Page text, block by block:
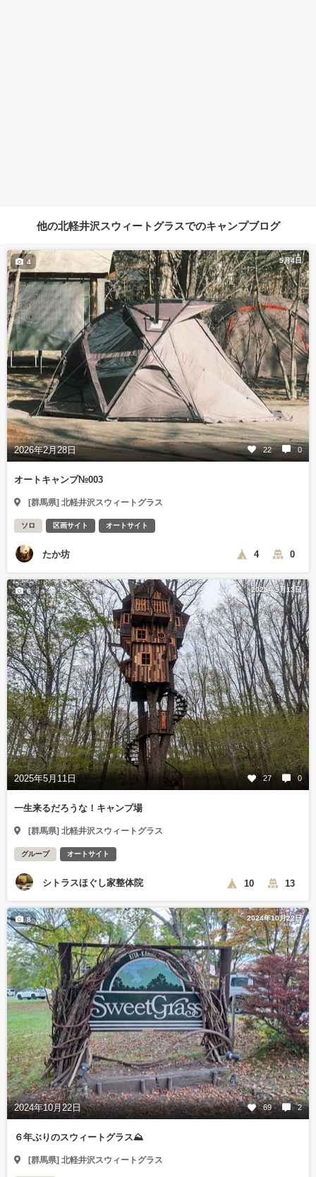
他の北軽井沢スウィートグラスでのキャンプブログ
5月4日
2026年2月28日 22 0
4
オートキャンプ№003
[群馬県] 北軽井沢スウィートグラス
ソロ 区画サイト オートサイト
たか坊 4 0
2025年5月13日
2025年5月11日 27 0
6
一生来るだろうな！キャンプ場
[群馬県] 北軽井沢スウィートグラス
グループ オートサイト
シトラスほぐし家整体院 10 13
2024年10月22日
2024年10月22日 69 2
8
６年ぶりのスウィートグラス⛰️
[群馬県] 北軽井沢スウィートグラス